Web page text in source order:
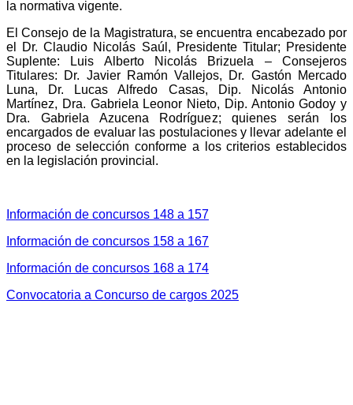
la normativa vigente.
El Consejo de la Magistratura, se encuentra encabezado por
el Dr. Claudio Nicolás Saúl, Presidente Titular; Presidente
Suplente: Luis Alberto Nicolás Brizuela – Consejeros
Titulares: Dr. Javier Ramón Vallejos, Dr. Gastón Mercado
Luna, Dr. Lucas Alfredo Casas, Dip. Nicolás Antonio
Martínez, Dra. Gabriela Leonor Nieto, Dip. Antonio Godoy y
Dra. Gabriela Azucena Rodríguez; quienes serán los
encargados de evaluar las postulaciones y llevar adelante el
proceso de selección conforme a los criterios establecidos
en la legislación provincial.
Información de concursos 148 a 157
Información de concursos 158 a 167
Información de concursos 168 a 174
Convocatoria a Concurso de cargos 2025